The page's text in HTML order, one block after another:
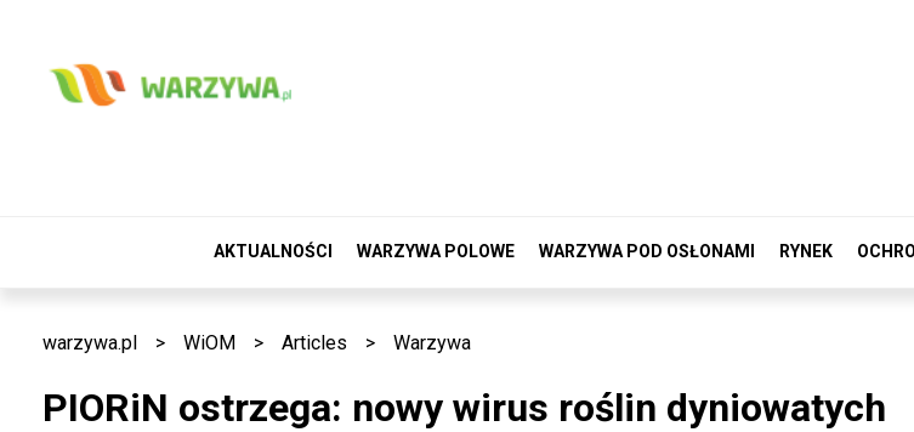
AKTUALNOŚCI WARZYWA POLOWE WARZYWA POD OSŁONAMI RYNEK
warzywa.pl > WiOM > Articles > Warzywa
PIORiN ostrzega: nowy wirus roślin dyniowatych